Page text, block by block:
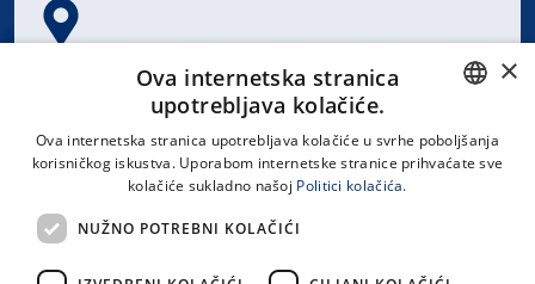
Spinčićeva 1, 21000 Split
CROATIAN
×
Ova internetska stranica
upotrebljava kolačiće.
Ova internetska stranica upotrebljava kolačiće u svrhe poboljšanja
korisničkog iskustva. Uporabom internetske stranice prihvaćate sve
kolačiće sukladno našoj Politici kolačića.
NUŽNO POTREBNI KOLAČIĆI